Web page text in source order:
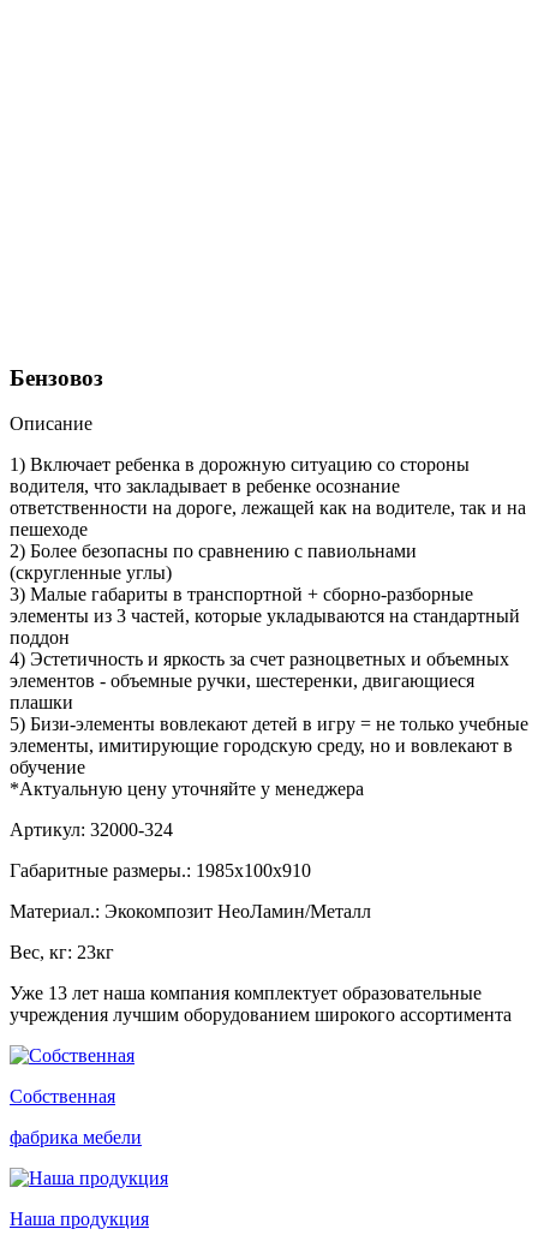
Бензовоз
Описание
1) Включает ребенка в дорожную ситуацию со стороны
водителя, что закладывает в ребенке осознание
ответственности на дороге, лежащей как на водителе, так и на
пешеходе
2) Более безопасны по сравнению с павиольнами
(скругленные углы)
3) Малые габариты в транспортной + сборно-разборные
элементы из 3 частей, которые укладываются на стандартный
поддон
4) Эстетичность и яркость за счет разноцветных и объемных
элементов - объемные ручки, шестеренки, двигающиеся
плашки
5) Бизи-элементы вовлекают детей в игру = не только учебные
элементы, имитирующие городскую среду, но и вовлекают в
обучение
*Актуальную цену уточняйте у менеджера
Артикул: 32000-324
Габаритные размеры.: 1985x100x910
Материал.: Экокомпозит НеоЛамин/Металл
Вес, кг: 23кг
Уже 13 лет наша компания комплектует образовательные
учреждения лучшим оборудованием широкого ассортимента
Собственная
фабрика мебели
Наша продукция